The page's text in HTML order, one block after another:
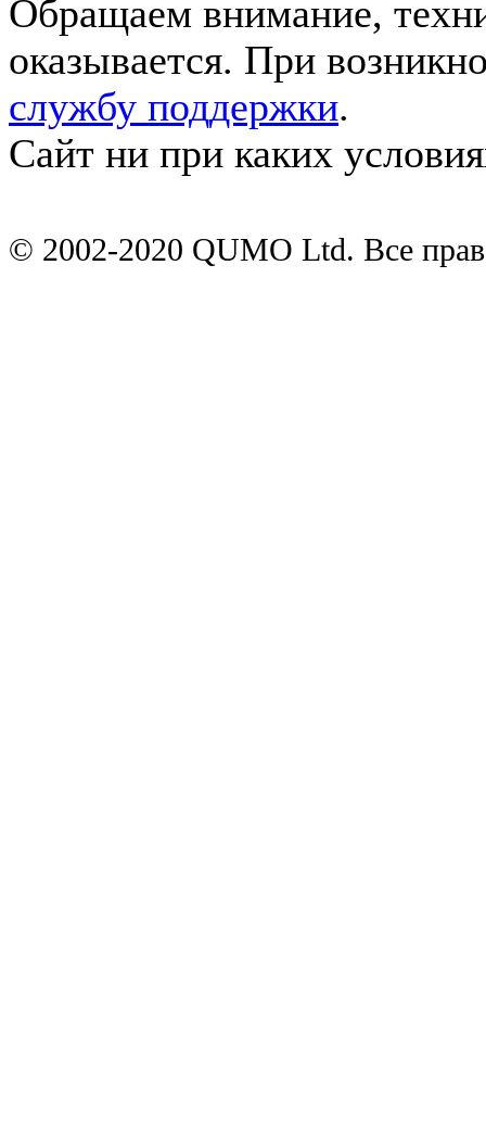
Обращаем внимание,
оказывается. При
службу поддержки.
Сайт ни при каких
© 2002-2020 QUMO Ltd. Все